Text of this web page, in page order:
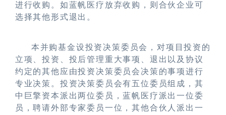
进行收购。如蓝帆医疗放弃收购，则合伙企业可
选择其他形式退出。
本并购基金设投资决策委员会，对项目投资的
立项、投资、投后管理重大事项、退出以及协议
约定的其他应由投资决策委员会决策的事项进行
专业决策。投资决策委员会有五位委员组成，其
中巨擎资本派出两位委员，蓝帆医疗派出一位委
员，聘请外部专家委员一位，其他合伙人派出一